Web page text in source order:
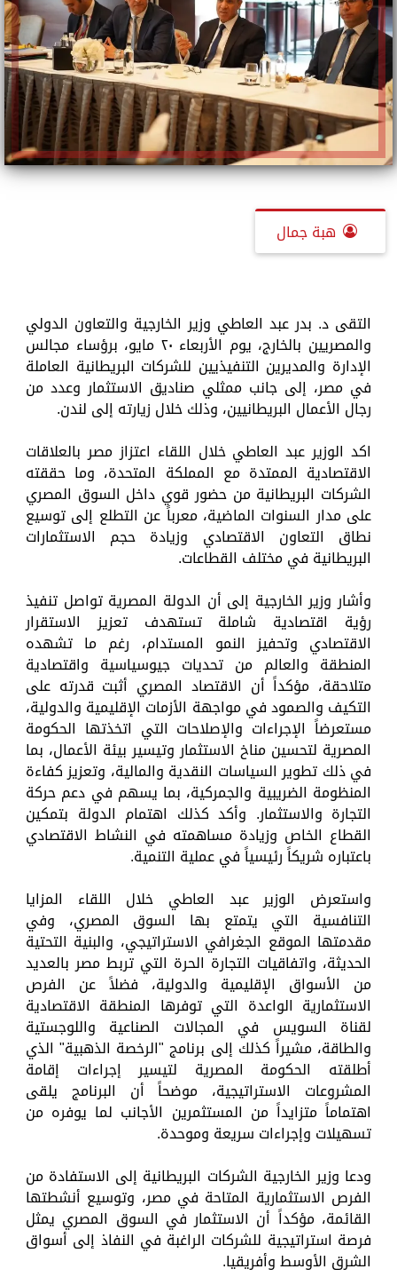
هبة جمال
التقى د. بدر عبد العاطي وزير الخارجية والتعاون الدولي
والمصريين بالخارج، يوم الأربعاء ٢٠ مايو، برؤساء مجالس
الإدارة والمديرين التنفيذيين للشركات البريطانية العاملة
في مصر، إلى جانب ممثلي صناديق الاستثمار وعدد من
رجال الأعمال البريطانيين، وذلك خلال زيارته إلى لندن.
اكد الوزير عبد العاطي خلال اللقاء اعتزاز مصر بالعلاقات
الاقتصادية الممتدة مع المملكة المتحدة، وما حققته
الشركات البريطانية من حضور قوي داخل السوق المصري
على مدار السنوات الماضية، معرباً عن التطلع إلى توسيع
نطاق التعاون الاقتصادي وزيادة حجم الاستثمارات
البريطانية في مختلف القطاعات.
وأشار وزير الخارجية إلى أن الدولة المصرية تواصل تنفيذ
رؤية اقتصادية شاملة تستهدف تعزيز الاستقرار
الاقتصادي وتحفيز النمو المستدام، رغم ما تشهده
المنطقة والعالم من تحديات جيوسياسية واقتصادية
متلاحقة، مؤكداً أن الاقتصاد المصري أثبت قدرته على
التكيف والصمود في مواجهة الأزمات الإقليمية والدولية،
مستعرضاً الإجراءات والإصلاحات التي اتخذتها الحكومة
المصرية لتحسين مناخ الاستثمار وتيسير بيئة الأعمال، بما
في ذلك تطوير السياسات النقدية والمالية، وتعزيز كفاءة
المنظومة الضريبية والجمركية، بما يسهم في دعم حركة
التجارة والاستثمار. وأكد كذلك اهتمام الدولة بتمكين
القطاع الخاص وزيادة مساهمته في النشاط الاقتصادي
باعتباره شريكاً رئيسياً في عملية التنمية.
واستعرض الوزير عبد العاطي خلال اللقاء المزايا
التنافسية التي يتمتع بها السوق المصري، وفي
مقدمتها الموقع الجغرافي الاستراتيجي، والبنية التحتية
الحديثة، واتفاقيات التجارة الحرة التي تربط مصر بالعديد
من الأسواق الإقليمية والدولية، فضلاً عن الفرص
الاستثمارية الواعدة التي توفرها المنطقة الاقتصادية
لقناة السويس في المجالات الصناعية واللوجستية
والطاقة، مشيراً كذلك إلى برنامج "الرخصة الذهبية" الذي
أطلقته الحكومة المصرية لتيسير إجراءات إقامة
المشروعات الاستراتيجية، موضحاً أن البرنامج يلقى
اهتماماً متزايداً من المستثمرين الأجانب لما يوفره من
تسهيلات وإجراءات سريعة وموحدة.
ودعا وزير الخارجية الشركات البريطانية إلى الاستفادة من
الفرص الاستثمارية المتاحة في مصر، وتوسيع أنشطتها
القائمة، مؤكداً أن الاستثمار في السوق المصري يمثل
فرصة استراتيجية للشركات الراغبة في النفاذ إلى أسواق
الشرق الأوسط وأفريقيا.